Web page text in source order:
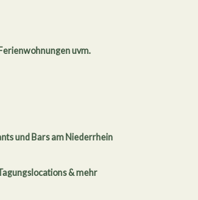
uvm.
und Bars am Niederrhein
& mehr